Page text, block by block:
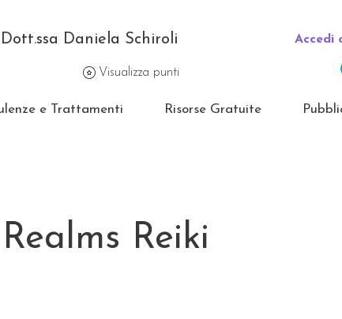
Dott.ssa Daniela Schiroli Accedi
e Trattamenti Risorse Gratuite
Visualizza punti
Reiki